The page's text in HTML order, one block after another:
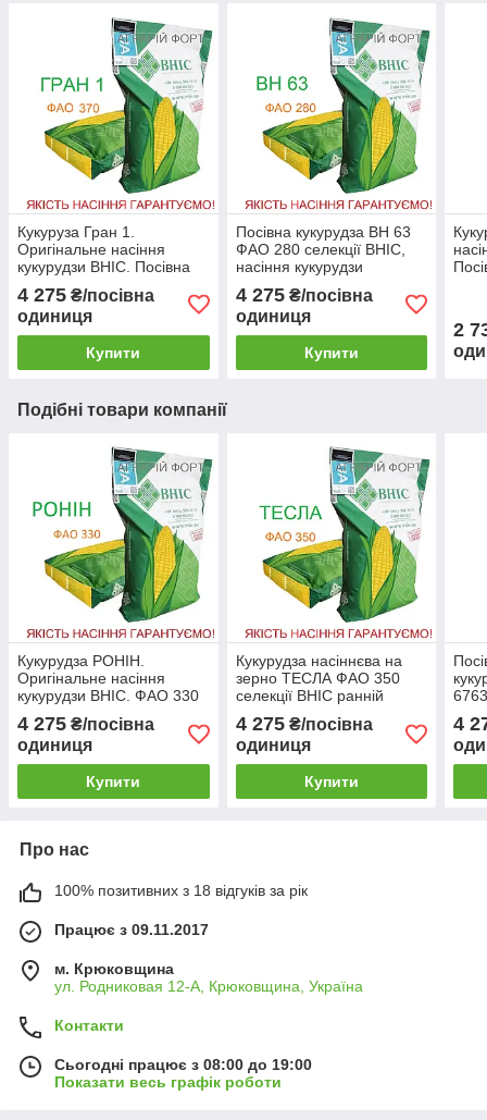
Кукуруза Гран 1.
Оригінальне насіння
кукурудзи ВНІС. Посівна
4 275 ₴/посівна
одиниця
Купити
Посівна кукурудза ВН 63
ФАО 280 селекції ВНІС,
насіння кукурудзи
посіву
4 275₴/посівна
одиниця
Купити
2
Подібні товари компанії
Кукурудза РОНІН.
Оригінальне насіння
кукурудзи ВНІС. ФАО 330
4 275 ₴/посівна
одиниця
Купити
Кукурудза насіннєва на
зерно ТЕСЛА ФАО 350
селекції ВНІС ранній
гібрид, насіння кукурудзи
ранньої
4 275₴/посівна
одиниця
Купити
4
Про нас
100% позитивних з 18 відгуків за рік
Працює з 09.11.2017
м. Крюковщина
ул. Родниковая 12-А, Крюковщина, Україна
Контакти
Сьогодні працює з 08:00 до 19:00
Показати весь графік роботи